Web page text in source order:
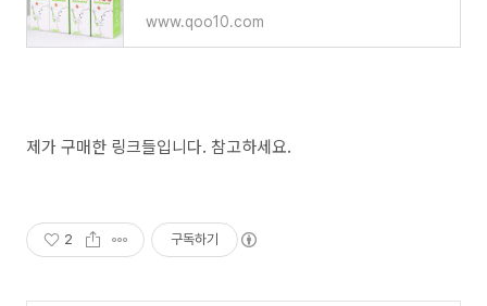
www.qoo10.com
제가 구매한 링크들입니다. 참고하세요.
2 구독하기